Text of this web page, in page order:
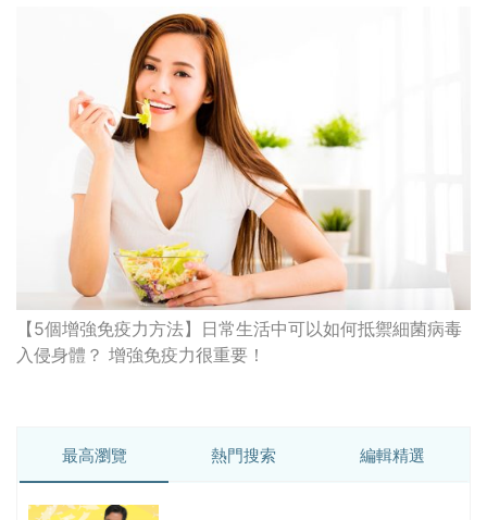
【5個增強免疫力方法】日常生活中可以如何抵禦細菌病毒
入侵身體？ 增強免疫力很重要！
最高瀏覽 熱門搜索 編輯精選